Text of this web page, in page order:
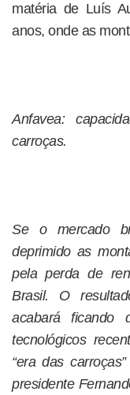
matéria de Luís
anos, onde as
Anfavea:
carroças.
Se o mercado
deprimido as
pela perda de
Brasil. O
acabará ficando
tecnológicos
“era das
presidente